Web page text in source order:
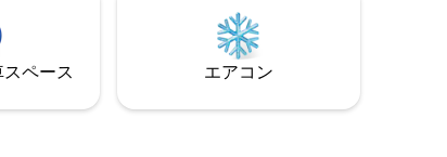
な家族に最適です。 ロフトには無料駐車
場、Wi-Fi、平和で静かな雰囲気がありま
す。 公共交通機関や必要なものへのアク
セスが簡単なため、短期滞在にも長期滞
在にも最適です！
ペ⁠ー⁠ス エアコン